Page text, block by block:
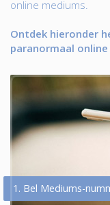
online mediums.
Ontdek hieronder
paranormaal
1. Bel Mediums-